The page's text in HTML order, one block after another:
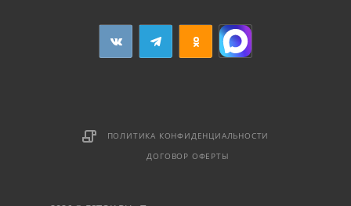
ПОЛИТИКА КОНФИДЕНЦИАЛЬНОСТИ
ДОГОВОР ОФЕРТЫ